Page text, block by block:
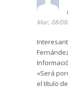
La vida
poderoso
con ella
la cena y
viaje a
Mar, 08/
«Será
el título